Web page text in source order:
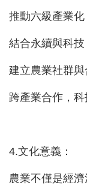
推動六級產業
結合永續與科
建立農業社群與
跨產業合作，
4.文化意義：
農業不僅是經